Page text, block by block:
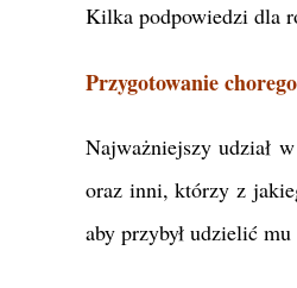
Kilka podpowiedzi dla
Przygotowanie chorego
Najważniejszy udział
oraz inni, którzy z
aby przybył udzielić